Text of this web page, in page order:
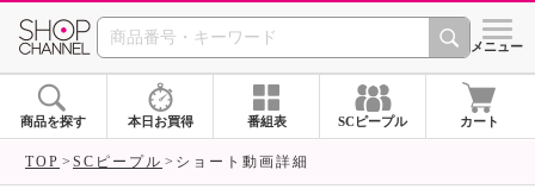
SHOP CHANNEL シメニュー
商品を探す 本日お買得 番組表 SCピープル カート
TOP SCピープル ショート動画詳細